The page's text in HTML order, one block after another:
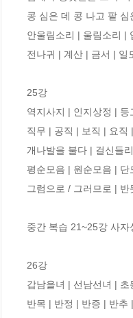
콩 심은 데 콩 나고 팥
안울림소리 | 울림소리 |
전나귀 | 계산 | 금서 | 일
25강
역지사지 | 인지상정 |
직무 | 공직 | 보직 | 요
개나발을 불다 | 걸신들
평순모음 | 원순모음 |
그럼으로 / 그러므로 |
중간 복습 21~25강 사
26강
갑남을녀 | 선남선녀 |
반목 | 반정 | 반증 | 반